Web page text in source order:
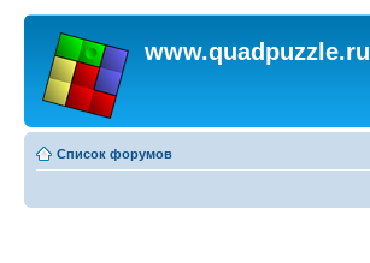
www.quadpuzzle.ru
Список форумов